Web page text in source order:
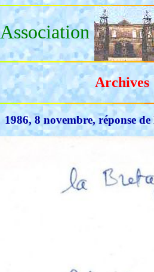
Association
Archives
1986, 8 novembre, réponse